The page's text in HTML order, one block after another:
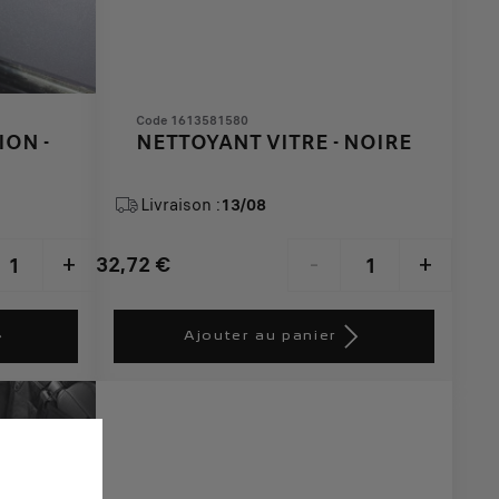
-
+
Code 1613581580
NETTOYANT VITRE - NOIRE
Livraison :13/08
32,72 €
Price
32,72
- +
Quantity
to:
Ajouter au panier